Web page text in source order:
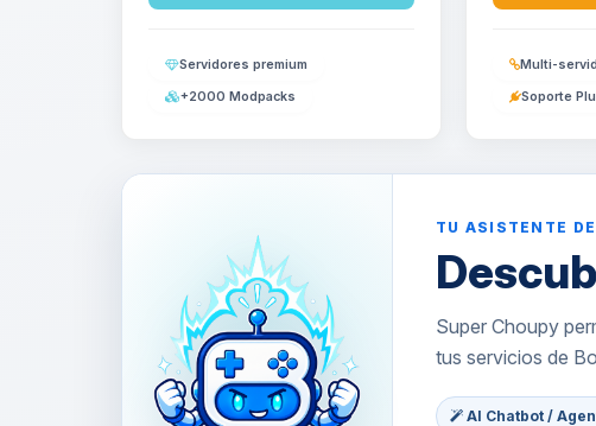
Servidores premium
+2000 Modpacks
Multi-
Soporte
TU ASISTENTE
Super Choupy
tus servicios de
AI Chatbot /